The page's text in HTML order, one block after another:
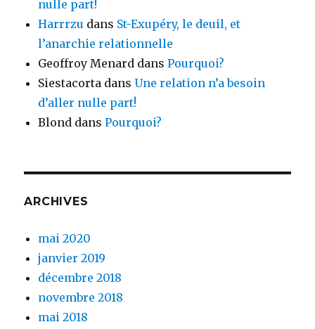
nulle part!
Harrrzu dans St-Exupéry, le deuil, et
l’anarchie relationnelle
Geoffroy Menard dansPourquoi?
Siestacorta dansUne relation n’a besoin
d’aller nulle part!
Blond dansPourquoi?
ARCHIVES
mai 2020
janvier 2019
décembre 2018
novembre 2018
mai 2018